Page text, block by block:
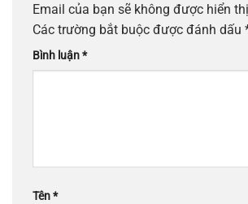
Email của bạn sẽ không được hiển
Các trường bắt buộc được đánh dấu
Bình luận*
Tên*